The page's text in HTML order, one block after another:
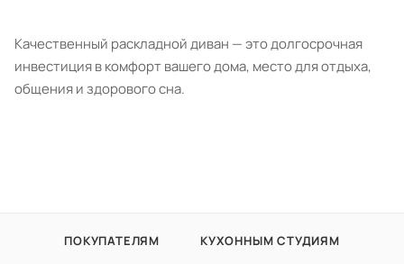
Качественный раскладной диван — это долгосрочная
инвестиция в комфорт вашего дома, место для отдыха,
общения и здорового сна.
ПОКУПАТЕЛЯМ
КУХОННЫМ СТУДИЯМ